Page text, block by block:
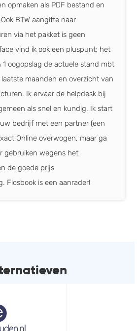
Facturatie,
(+3)
Bank
Paribas Fortis
Bank
opmaken als PDF bestand en
BTW aangifte naar
via het pakket is geen
vind ik ook een pluspunt; het
oogopslag de actuele stand mbt
maanden en overzicht van
Ik ervaar de helpdesk bij
als snel en kundig. Ik start
bedrijf met een partner (een
Online overwogen, maar ga
gebruiken wegens het
de goede prijs
Ficsbook is een aanrader!